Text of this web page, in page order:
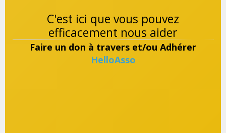
C'est ici que vous pouvez
efficacement nous aider
Faire un don à travers et/ou Adhérer
HelloAsso